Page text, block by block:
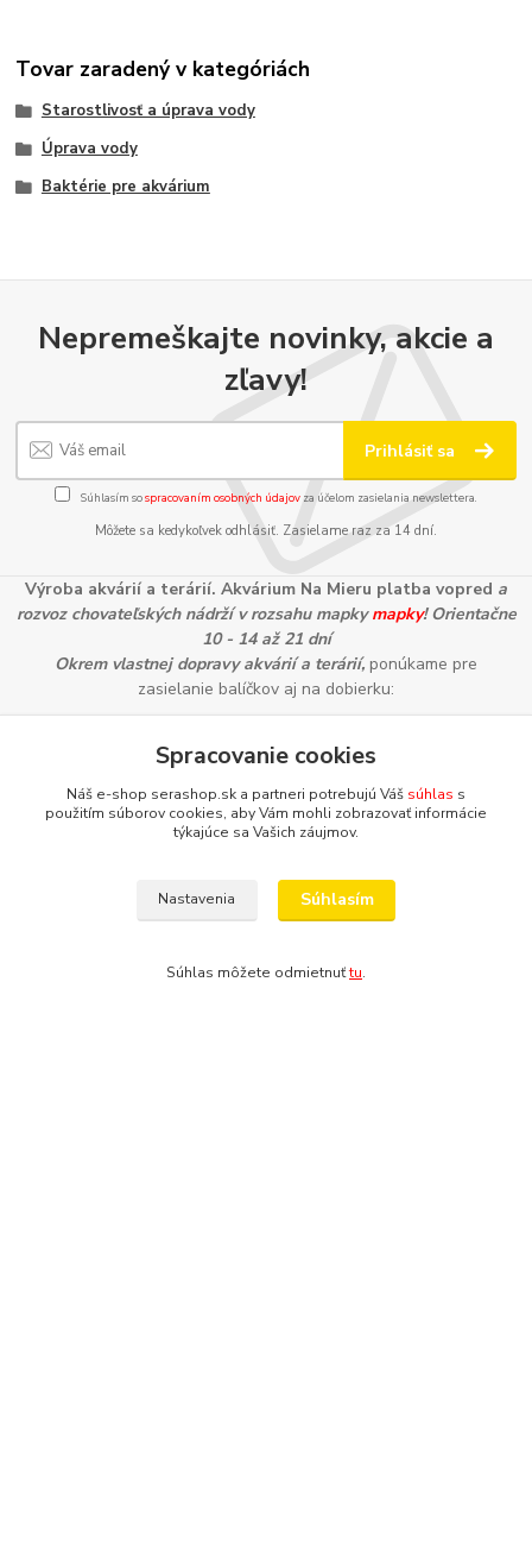
Tovar zaradený v kategóriách
Starostlivosť a úprava vody
Úprava vody
Baktérie pre akvárium
Nepremeškajte novinky, akcie a
zľavy!
Prihlásiť sa
Súhlasím sospracovaním osobných údajov za účelom zasielania newslettera.
Môžete sa kedykoľvek odhlásiť. Zasielame raz za 14 dní.
Výroba akvárií a terárií. Akvárium Na Mieru platba vopred a
rozvoz chovateľských nádrží v rozsahu mapkymapky! Orientačne
10 - 14 až 21 dní
Okrem vlastnej dopravy akvárií a terárií, ponúkame pre
zasielanie balíčkov aj na dobierku:
Informácie pre zákazníkov
Obchodné podmienky
Zostante v kontakte
www.facebook.com/
Spracovanie cookies
Náš e-shop serashop.sk a partneri potrebujú Váš súhlas s
použitím súborov cookies, aby Vám mohli zobrazovať informácie
týkajúce sa Vašich záujmov.
Nastavenia Súhlasím
Súhlas môžete odmietnuťtu.